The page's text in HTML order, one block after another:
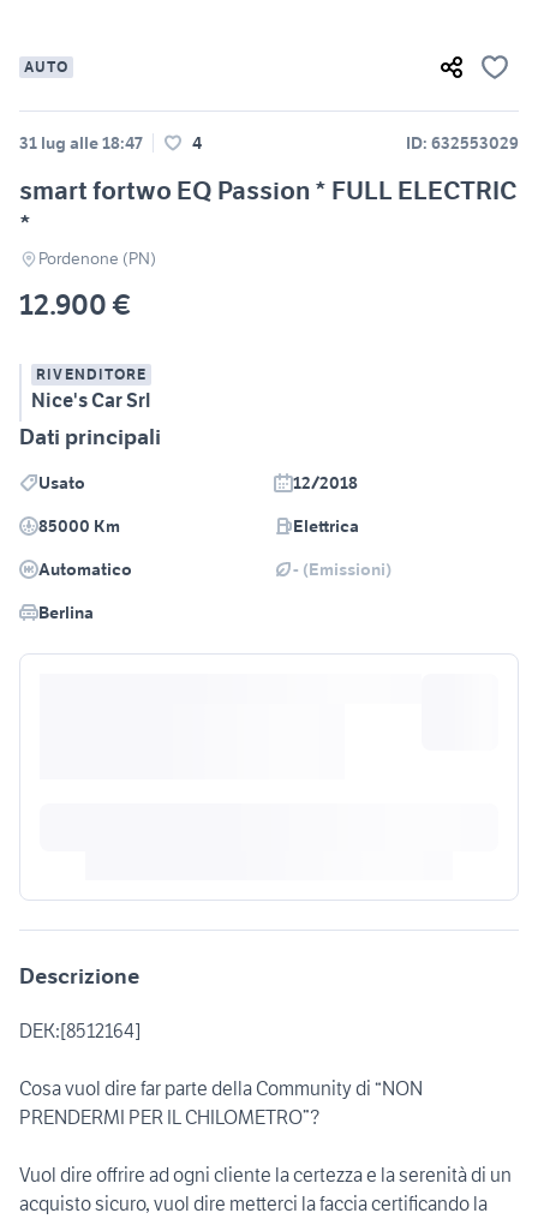
AUTO
31 lug alle 18:47 4 ID: 632553029
smart fortwo EQ Passion * FULL ELECTRIC
*
Pordenone (PN)
12.900 €
RIVENDITORE
Nice's Car Srl
Dati principali
Usato
12/2018
85000 Km
Elettrica
Automatico
- (Emissioni)
Berlina
Descrizione
DEK:[8512164]
Cosa vuol dire far parte della Community di “NON
PRENDERMI PER IL CHILOMETRO”?
Vuol dire offrire ad ogni cliente la certezza e la serenità di un
acquisto sicuro, vuol dire metterci la faccia certificando la